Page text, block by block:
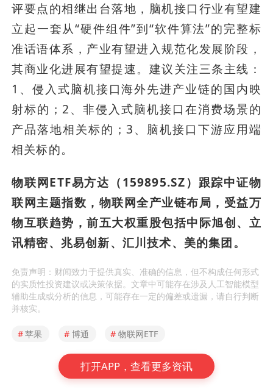
评要点的相继出台落地，脑机接口行业有望建
立起一套从“硬件组件”到“软件算法”的完整标
准话语体系，产业有望进入规范化发展阶段，
其商业化进展有望提速。建议关注三条主线：
1、侵入式脑机接口海外先进产业链的国内映
射标的；2、非侵入式脑机接口在消费场景的
产品落地相关标的；3、脑机接口下游应用端
相关标的。
物联网ETF易方达（159895.SZ）跟踪中证物
联网主题指数，物联网全产业链布局，受益万
物互联趋势，前五大权重股包括中际旭创、立
讯精密、兆易创新、汇川技术、美的集团。
免责声明：财闻致力于提供真实、准确的信息，但不构成任何形式
的实质性投资建议或决策依据。文章中可能存在涉及人工智能模型
辅助生成或分析的信息，可能存在一定的偏差或遗漏，请自行判断
并核实。
#苹果 # 博通 # 物联网ETF
打开APP，查看更多资讯